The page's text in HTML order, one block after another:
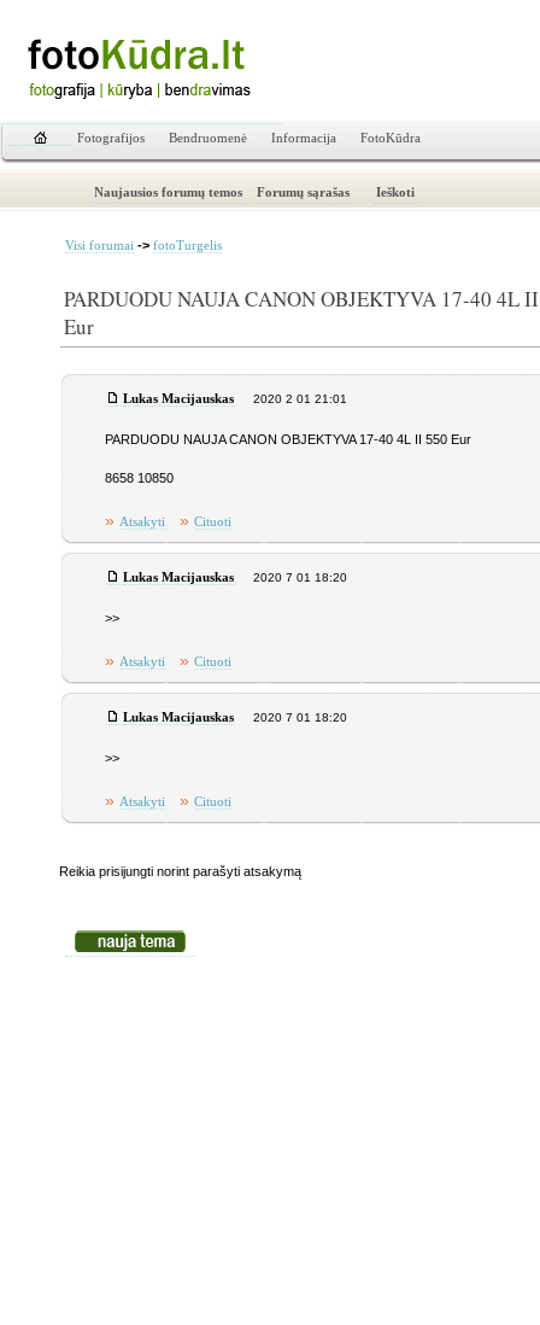
Fotografijos Bendruomenė Informacija FotoKūdra
Naujausios forumų temos Forumų sąrašas Ieškoti
Visi forumai -> fotoTurgelis
PARDUODU NAUJA CANON OBJEKTYVA 17-40 4L
Eur
Lukas Macijauskas 2020 2 01 21:01
PARDUODU NAUJA CANON OBJEKTYVA 17-40 4L II 550 Eur
8658 10850
» Atsakyti » Cituoti
Lukas Macijauskas 2020 7 01 18:20
>>
» Atsakyti » Cituoti
Lukas Macijauskas 2020 7 01 18:20
>>
» Atsakyti » Cituoti
Reikia prisijungti norint parašyti atsakymą